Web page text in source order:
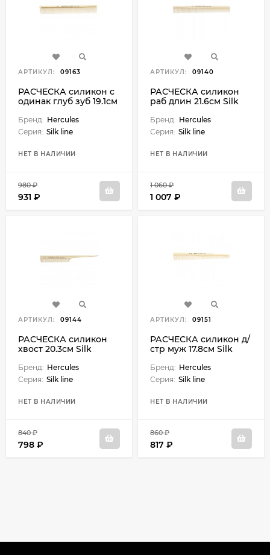
АРТИКУЛ: 09163
РАСЧЕСКА силикон с
одинак глуб зуб 19.1см
Бренд: Hercules
Серия: Silk line
НЕТ В НАЛИЧИИ
980 ₽
931 ₽
АРТИКУЛ: 09140
РАСЧЕСКА силикон
раб длин 21.6см Silk
Бренд: Hercules
Серия: Silk line
НЕТ В НАЛИЧИИ
1 060 ₽
1 007 ₽
АРТИКУЛ: 09144
РАСЧЕСКА силикон
хвост 20.3см Silk
Бренд: Hercules
Серия: Silk line
НЕТ В НАЛИЧИИ
840 ₽
798 ₽
АРТИКУЛ: 09151
РАСЧЕСКА силикон д/
стр муж 17.8см Silk
Бренд: Hercules
Серия: Silk line
НЕТ В НАЛИЧИИ
860 ₽
817 ₽